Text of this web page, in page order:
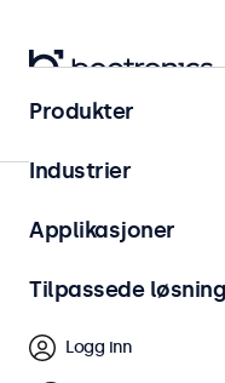
Skjermer
13 tommers
13 tommers skjermer
bruk. Våre 13 tommers
og allsidige
sømløst integrere i alle
Produkter
Industrier
Applikasjoner
Tilpassede
Logg inn